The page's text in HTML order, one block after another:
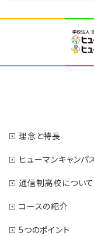
理念と特長
ヒューマンキャンパ
通信制高校について
コースの紹介
5つのポイント